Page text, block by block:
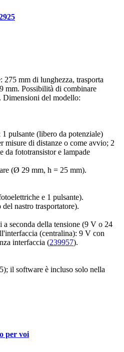
275 mm di lunghezza, trasporta
mm. Possibilità di combinare
Dimensioni del modello:
pulsante (libero da potenziale)
misure di distanze o come avvio; 2
da fototransistor e lampade
(Ø 29 mm, h = 25 mm).
e 1 pulsante).
nastro trasportatore).
seconda della tensione (9 V o 24
(centralina): 9 V con
interfaccia (239957).
il software è incluso solo nella
per voi